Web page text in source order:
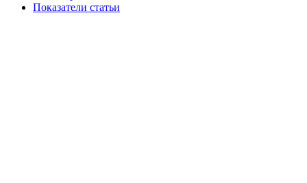
Показатели статьи